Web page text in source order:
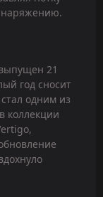
21
год сносит
одним из
коллекции